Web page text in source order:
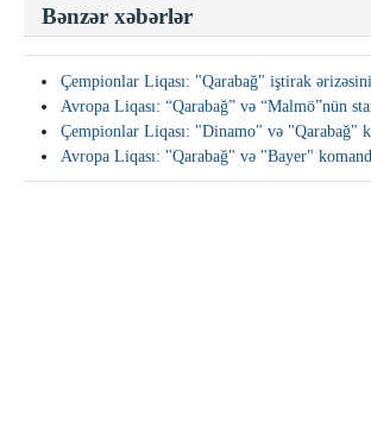
Bənzər xəbərlər
Çempionlar Liqası: "Qarabağ" iştirak
Avropa Liqası: “Qarabağ” və “Malmö”nün
Çempionlar Liqası: "Dinamo" və "Qarabağ"
Avropa Liqası: "Qarabağ" və "Bayer"